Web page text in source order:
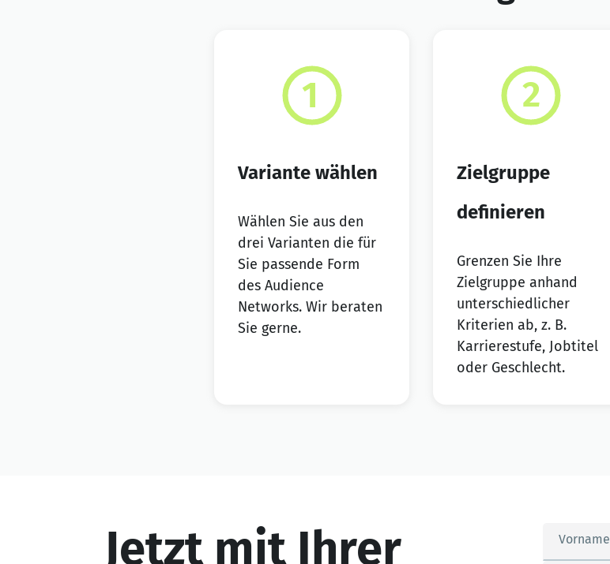
Variante wählen
Wählen Sie aus den
drei Varianten die für
Sie passende Form
des Audience
Networks. Wir beraten
Sie gerne.
Zielgruppe
definieren
Grenzen Sie Ihre
Zielgruppe anhand
unterschiedlicher
Kriterien ab, z. B.
Karrierestufe, Jobtitel
oder Geschlecht.
Jetzt mit Ihrer Vorname